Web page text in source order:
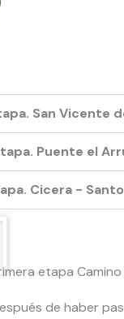
San Vicente
Puente el
Cicera -
etapa
de haber